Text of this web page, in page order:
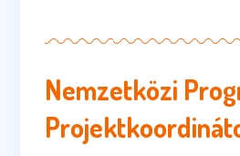
Nemzetközi